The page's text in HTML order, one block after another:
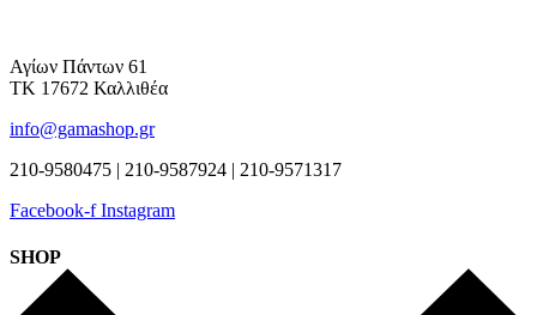
Αγίων Πάντων 61
ΤΚ 17672 Καλλιθέα
info@gamashop.gr
210-9580475 | 210-9587924 | 210-9571317
Facebook-f Instagram
SHOP